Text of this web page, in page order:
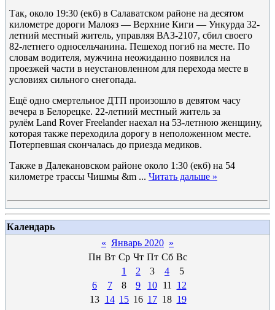
Так, около 19:30 (екб) в Салаватском районе на десятом
километре дороги Малояз — Верхние Киги — Ункурда 32-
летний местный житель, управляя ВАЗ-2107, сбил своего
82-летнего односельчанина. Пешеход погиб на месте. По
словам водителя, мужчина неожиданно появился на
проезжей части в неустановленном для перехода месте в
условиях сильного снегопада.
Ещё одно смертельное ДТП произошло в девятом часу
вечера в Белорецке. 22-летний местный житель за
рулём Land Rover Freelander наехал на 53-летнюю женщину,
которая также переходила дорогу в неположенном месте.
Потерпевшая скончалась до приезда медиков.
Также в Далекановском районе около 1:30 (екб) на 54
километре трассы Чишмы &m ... Читать дальше »
Календарь
« Январь 2020 »
Пн Вт Ср Чт Пт Сб Вс
1
2 3 4
5
6
7 8 9 10 11
12
13 14 15 16 17 18 19